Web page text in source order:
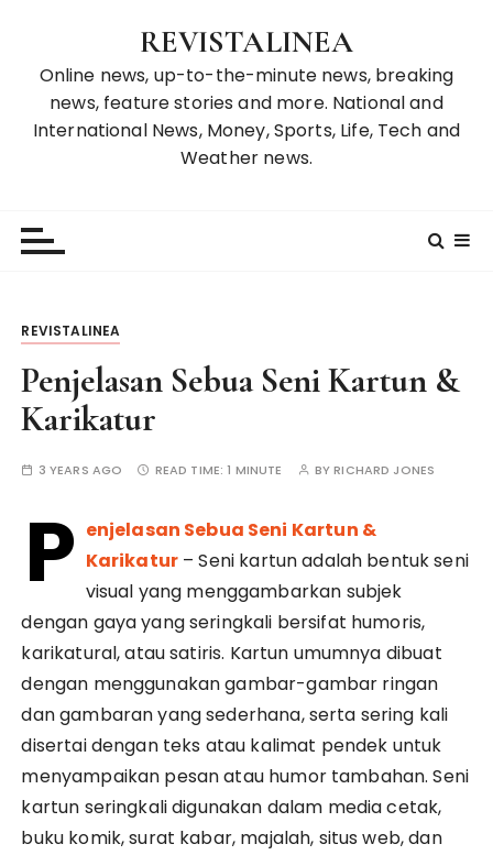
REVISTALINEA
Online news, up-to-the-minute news, breaking
news, feature stories and more. National and
International News, Money, Sports, Life, Tech and
Weather news.
REVISTALINEA
Penjelasan Sebua Seni Kartun &
Karikatur
3 YEARS AGO READ TIME:1 MINUTE BYRICHARD JONES
P enjelasan Sebua Seni Kartun &
Karikatur – Seni kartun adalah bentuk seni
visual yang menggambarkan subjek
dengan gaya yang seringkali bersifat humoris,
karikatural, atau satiris. Kartun umumnya dibuat
dengan menggunakan gambar-gambar ringan
dan gambaran yang sederhana, serta sering kali
disertai dengan teks atau kalimat pendek untuk
menyampaikan pesan atau humor tambahan. Seni
kartun seringkali digunakan dalam media cetak,
buku komik, surat kabar, majalah, situs web, dan